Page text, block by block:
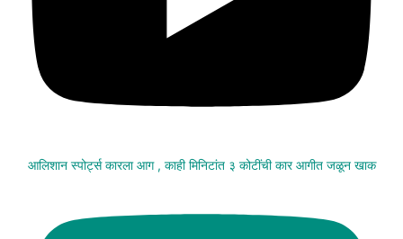
आलिशान स्पोर्ट्स कारला आग , काही मिनिटांत ३ कोटींची कार आगीत जळून खाक